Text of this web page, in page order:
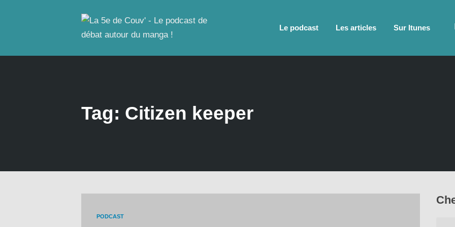
Le podcast Les articles Sur Itunes
Tag: Citizen keeper
PODCAST